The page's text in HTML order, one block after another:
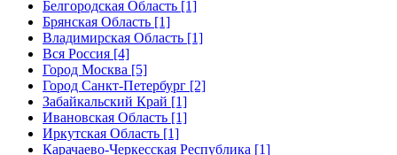
Белгородская Область [1]
Брянская Область [1]
Владимирская Область [1]
Вся Россия [4]
Город Москва [5]
Город Санкт-Петербург [2]
Забайкальский Край [1]
Ивановская Область [1]
Иркутская Область [1]
Карачаево-Черкесская Республика [1]